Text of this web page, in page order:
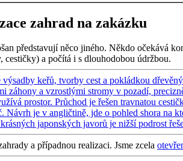
zahrad na zakázku
představují něco jiného. Někdo očekává
a počítá i s dlouhodobou údržbou.
a případnou realizaci. Jsme zcela